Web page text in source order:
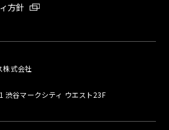
方針
株式会社
渋谷マークシティ ウエスト23F